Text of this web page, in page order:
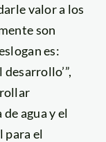
valor a los
son
es:
agua y el
para el